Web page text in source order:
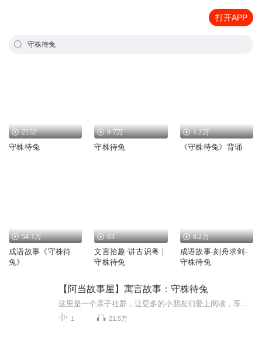
打开APP
守株待兔
2252
守株待兔
9.7万
守株待兔
1.2万
《守株待兔》背诵
54.1万
成语故事《守株待
兔》
63
文言拾趣·讲古识粤｜
守株待兔
8.2万
成语故事-刻舟求剑-
守株待兔
【阿当故事屋】寓言故事：守株待兔
1 21.5万